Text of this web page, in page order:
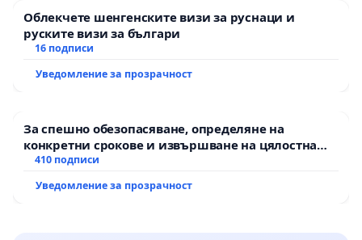
Облекчете шенгенските визи за руснаци и
руските визи за българи
16 подписи
Уведомление за прозрачност
За спешно обезопасяване, определяне на
конкретни срокове и извършване на цялостна
рехабилитация на републиканския път между
Мирово - к.к. Момин проход
410 подписи
Уведомление за прозрачност